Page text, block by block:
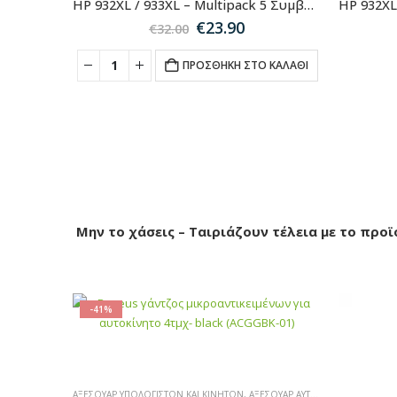
HP 932XL / 933XL – Multipack 5 Συμβατών Μελανιών για Εκτυπωτές HP OfficeJet
€32.00 Original
was:
€32.00.
€23.90Η
τιμή
είναι:
ΠΡΟΣΘΉΚΗ ΣΤΟ ΚΑΛΆΘΙ
Μην το χάσεις – Ταιριάζουν τέλεια με το
-41%
ΑΞΕΣΟΥΆΡ ΥΠΟΛΟΓΙΣΤΏΝ ΚΑΙ ΚΙΝΗΤΏΝ, ΑΞΕΣΟΥΆΡ ΑΥΤΟΚΙΝΉΤΟΥ